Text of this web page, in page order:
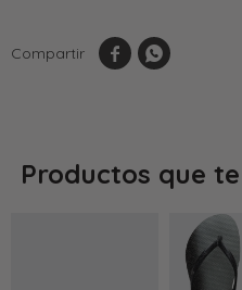
 
Productos que